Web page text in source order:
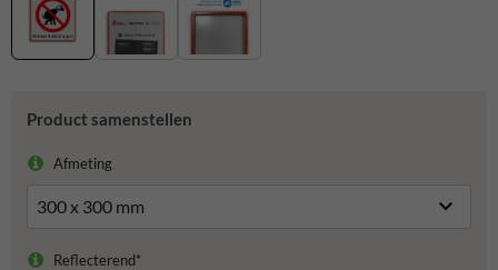
Product samenstellen
Afmeting
Reflecterend*